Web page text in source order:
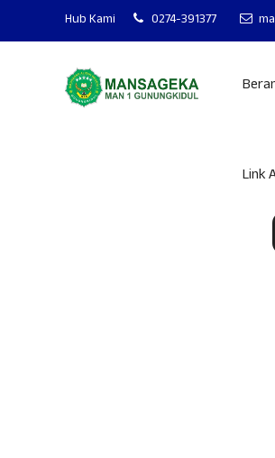
Hub Kami 0274-391377
Link